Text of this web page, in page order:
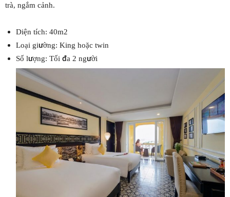
trà, ngắm cảnh.
Diện tích: 40m2
Loại giường: King hoặc twin
Số lượng: Tối đa 2 người